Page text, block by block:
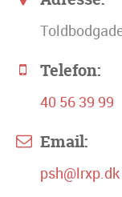
Telefon:
40 56 39 99
Email:
psh@lrxp.dk